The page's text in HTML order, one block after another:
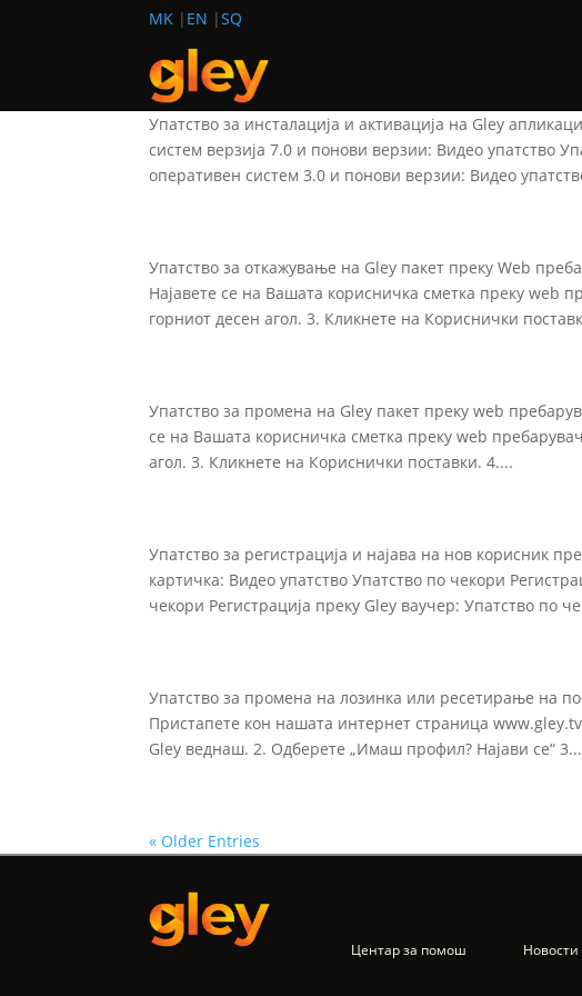
MK EN SQ
Упатство за инсталација и активација на Gley
систем верзија 7.0 и понови верзии: Видео упатство
оперативен систем 3.0 и понови верзии: Видео
Упатство за откажување на Gley пакет преку Web
Најавете се на Вашата корисничка сметка преку web
горниот десен агол. 3. Кликнете на Кориснички
Упатство за промена на Gley пакет преку web
се на Вашата корисничка сметка преку web
агол. 3. Кликнете на Кориснички поставки. 4....
Упатство за регистрација и најава на нов корисник
картичка: Видео упатство Упатство по чекори
чекори Регистрација преку Gley ваучер: Упатство по
Упатство за промена на лозинка или ресетирање на
Пристапете кон нашата интернет страница
Gley веднаш. 2. Одберете „Имаш профил? Најави се“
« Older Entries
Центар за помош Новости